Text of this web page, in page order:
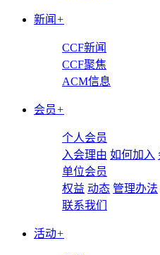
新闻 +
CCF新闻
CCF聚焦
ACM信息
会员+
个人会员
入会理由 如何加入
单位会员
权益 动态 管理办法
联系我们
活动+